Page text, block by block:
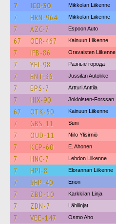
7 ICO-30 Mikkolan Liikenne
7 HRN-964 Mikkolan Liikenne
7 AZC-7 Espoon Auto
67 OER-467 Kainuun Liikenne
7 IFB-86 Oravaisten Liikenne
7 YEI-98 Разные города
7 ENT-36 Jussilan Autoliike
7 EPS-7 Artturi Anttila
7 HIX-90 Jokioisten-Forssan
67 OTK-50 Kainuun Liikenne
7 GBS-11 Suni
7 OUD-11 Niilo Ylisirniö
7 KCP-60 E. Ahonen
7 HNC-7 Lehdon Liikenne
7 HPI-8 Elorannan Liikenne
7 SEP-40 Enon
7 ZBD-10 Karkkilan Linja
7 ZDN-7 Lähilinjat
7 VEE-147 Osmo Aho